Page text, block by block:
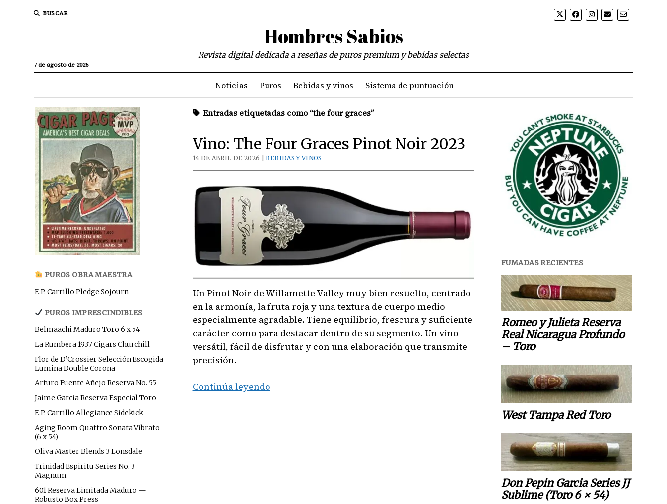
BUSCAR
Hombres Sabios
7 de agosto de 2026
Revista digital dedicada a reseñas de puros premium y bebidas selectas
Noticias Puros Bebidas y vinos Sistema de puntuación
PUROS OBRA MAESTRA
E.P. Carrillo Pledge Sojourn
PUROS IMPRESCINDIBLES
Belmaachi Maduro Toro 6 x 54
La Rumbera 1937 Cigars Churchill
Flor de D’Crossier Selección Escogida
Lumina Double Corona
Arturo Fuente Añejo Reserva No. 55
Jaime Garcia Reserva Especial Toro
E.P. Carrillo Allegiance Sidekick
Aging Room Quattro Sonata Vibrato
(6 x 54)
Oliva Master Blends 3 Lonsdale
Trinidad Espiritu Series No. 3
Magnum
601 Reserva Limitada Maduro —
Robusto Box Press
Entradas etiquetadas como “the four graces”
Vino: The Four Graces Pinot Noir 2023
14 DE ABRIL DE 2026 |BEBIDAS Y VINOS
Un Pinot Noir de Willamette Valley muy bien resuelto, centrado
en la armonía, la fruta roja y una textura de cuerpo medio
especialmente agradable. Tiene equilibrio, frescura y suficiente
carácter como para destacar dentro de su segmento. Un vino
versátil, fácil de disfrutar y con una elaboración que transmite
precisión.
Continúa leyendoVino:
FUMADAS RECIENTES
Romeo y Julieta Reserva
Real Nicaragua Profundo
– Toro
West Tampa Red Toro
Don Pepin Garcia Series JJ
Sublime (Toro 6 × 54)